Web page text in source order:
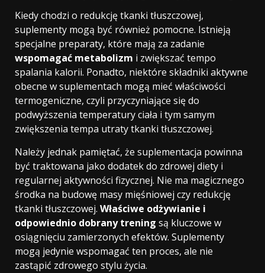
Kiedy chodzi o redukcję tkanki tłuszczowej,
suplementy mogą być również pomocne. Istnieją
specjalne preparaty, które mają za zadanie
wspomagać metabolizm i zwiększać tempo
spalania kalorii. Ponadto, niektóre składniki aktywne
obecne w suplementach mogą mieć właściwości
termogeniczne, czyli przyczyniające się do
podwyższenia temperatury ciała i tym samym
zwiększenia tempa utraty tkanki tłuszczowej.
Należy jednak pamiętać, że suplementacja powinna
być traktowana jako dodatek do zdrowej diety i
regularnej aktywności fizycznej. Nie ma magicznego
środka na budowę masy mięśniowej czy redukcję
tkanki tłuszczowej. Właściwe odżywianie i
odpowiednio dobrany trening są kluczowe w
osiągnięciu zamierzonych efektów. Suplementy
mogą jedynie wspomagać ten proces, ale nie
zastąpić zdrowego stylu życia.